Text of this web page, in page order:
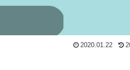
2020.01.22